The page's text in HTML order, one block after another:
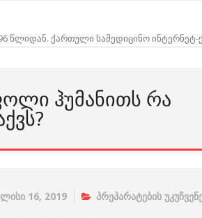
წლიდან. ქართული სამედიცინო ინტერნეტ-
ᲰᲣᲛᲐᲜᲘᲗᲡ ᲠᲐ
16, 2019 პრეპარატების